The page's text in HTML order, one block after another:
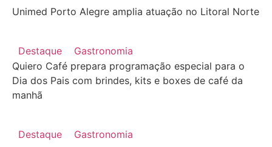
Unimed Porto Alegre amplia atuação no Litoral Norte
Destaque
Gastronomia
Quiero Café prepara programação especial para o
Dia dos Pais com brindes, kits e boxes de café da
manhã
Destaque Gastronomia